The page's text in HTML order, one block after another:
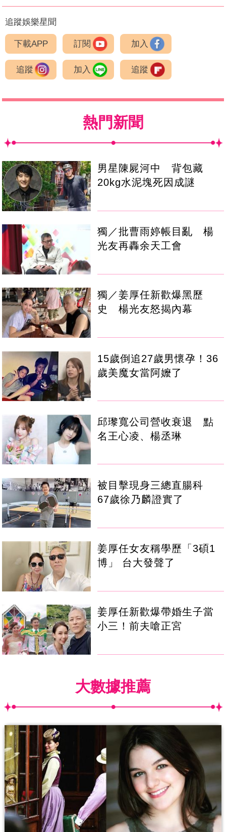
追蹤娛樂星聞
下載APP 訂閱 加入
追蹤 加入 追蹤
熱門新聞
男星陳屍河中 背包藏
20kg水泥塊死因成謎
獨／批曹雨婷帳目亂 楊
光友再轟余天工會
獨／姜厚任新歡爆黑歷
史 楊光友怒揭內幕
15歲倒追27歲男懷孕！36
歲美魔女當阿嬤了
邱瓈寬公司營收衰退 點
名王心凌、楊丞琳
被目擊現身三總直腸科
67歲徐乃麟證實了
姜厚任女友稱學歷「3碩1
博」 台大發聲了
姜厚任新歡爆帶婚生子當
小三！前夫嗆正宮
大數據推薦